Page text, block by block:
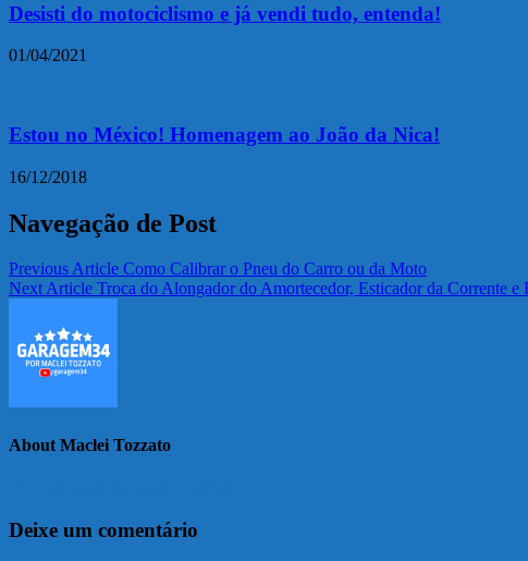
Desisti do motociclismo e já vendi tudo, entenda!
01/04/2021
Estou no México! Homenagem ao João da Nica!
16/12/2018
Navegação de Post
Previous Article Como Calibrar o Pneu do Carro ou da Moto
Next Article Troca do Alongador do Amortecedor, Esticador da Corrente
About Maclei Tozzato
Deixe um comentário